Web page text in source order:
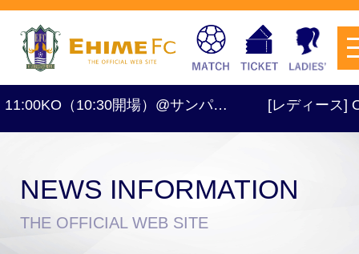
チケットを購入
10:30開場）@サンパ… [レディース] OFF
NEWS INFORMATION
THE OFFICIAL WEB SITE